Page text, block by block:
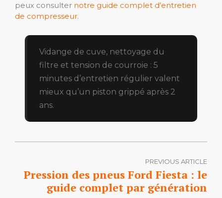
peux consulter notre guide complet d’entretien
de compresseur.
Vidange de cuve, nettoyage du
filtre et tension de courroie : 5
minutes d’entretien régulier valent
mieux qu’un piston grippé après 2
ans.
PREVIOUS ARTICLE
Pression des pneus Ford Fiesta : le
guide complet par génération